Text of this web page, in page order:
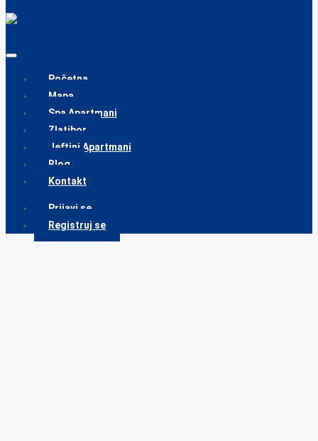
Početna
Mapa
Spa Apartmani
Zlatibor
Jeftini Apartmani
Blog
Kontakt
Prijavi se
Registruj se